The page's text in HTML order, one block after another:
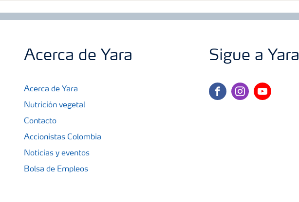
Acerca de Yara
Acerca de Yara
Nutrición vegetal
Contacto
Accionistas Colombia
Noticias y eventos
Bolsa de Empleos
Sigue a Yara
facebookinstagram
youtube